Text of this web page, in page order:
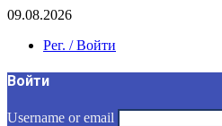
09.08.2026
Рег. / Войти
Войти
Username or email